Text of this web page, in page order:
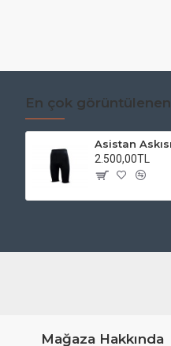
En çok görüntülenen
2.500,00TL
Mağaza Hakkında